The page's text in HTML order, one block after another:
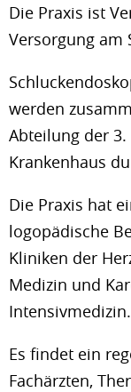
Die Praxis ist
Versorgung am
werden
Abteilung der
Krankenhaus
Die Praxis hat
logopädische
Kliniken der
Medizin und
Intensivmedizin.
Es findet ein
Fachärzten,